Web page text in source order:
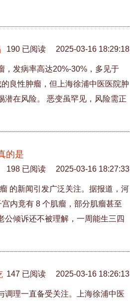
190 已阅读 2025-03-16 18:29:18
，发病率高达20%-30%，多见于
良性肿瘤，但上海徐浦中医医院肿
潜在风险。 恶变虽罕见，风险需正
的是
198 已阅读 2025-03-16 18:27:33
的新闻引发广泛关注。据报道，河
内竟有 8 个肌瘤，部分肌瘤甚至
公倾诉还不被理解，一周能生三四
147 已阅读 2025-03-16 18:26:13
调理一直备受关注。上海徐浦中医